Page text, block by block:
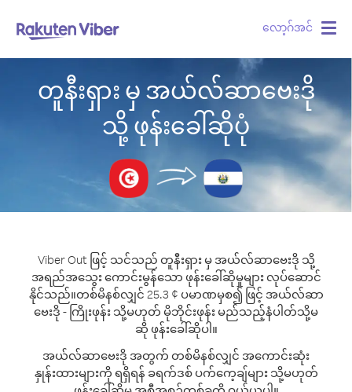
လော့ဂ်အင်
တူနီးရှား မှ အယ်လ်ဆာဗေးဒို
သို့ ဖုန်းခေါ်ဆိုပုံ
Viber Out ဖြင့် သင်သည် တူနီးရှား မှ အယ်လ်ဆာဗေးဒို သို့
အရည်အသွေး ကောင်းမွန်သော ဖုန်းခေါ်ဆိုမှုများ လုပ်ဆောင်
နိုင်သည်။တစ်မိနစ်လျှင် 25.3 ¢ ပမာဏမှစ၍ ဖြင့် အယ်လ်ဆာ
ဗေးဒို - ကြိုးဖုန်း သို့မဟုတ် မိုဘိုင်းဖုန်း မည်သည့်နံပါတ်သို့မ
ဆို ဖုန်းခေါ်ဆိုပါ။
အယ်လ်ဆာဗေးဒို အတွက် တစ်မိနစ်လျှင် အကောင်းဆုံး
နှုန်းထားများကို ရရှိရန် ခရက်ဒစ် ပက်ကေ့ချ်များ သို့မဟုတ်